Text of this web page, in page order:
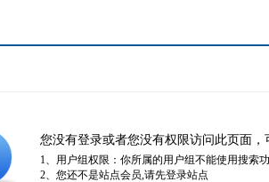
您没有登录或者您没有权限访问此页面
1、用户组权限：你所属的用户组不能使用搜索
2、您还不是站点会员,请先登录站点